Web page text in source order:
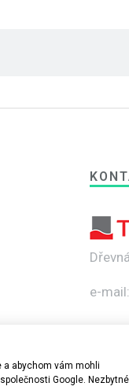
e-
a abychom vám mohli
Google. Nezbytné